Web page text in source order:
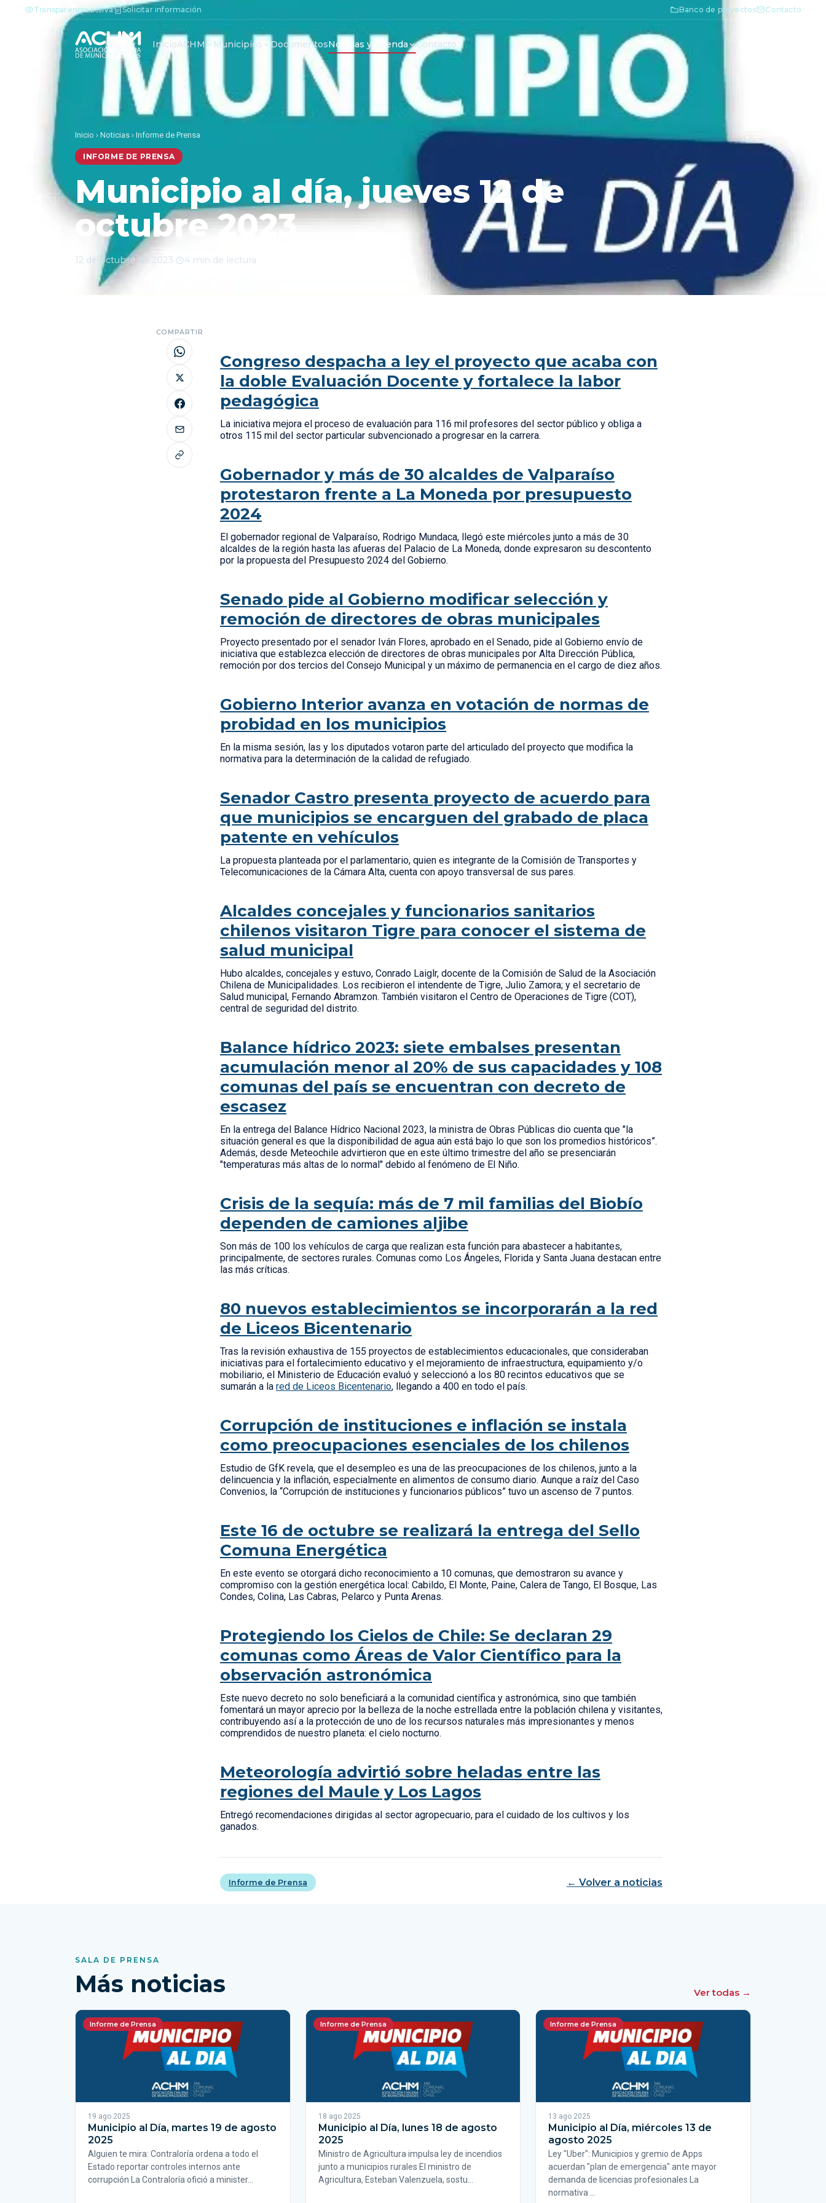
Transparencia activa Solicitar información Banco de proyectos Contacto
InicioACHM Municipios DocumentosNoticias y Agenda Contacto
Inicio › Noticias › Informe de Prensa
INFORME DE PRENSA
Municipio al día, jueves 12 de
octubre 2023
12 de octubre de 2023 4 min de lectura
COMPARTIR
Congreso despacha a ley el proyecto que acaba con
la doble Evaluación Docente y fortalece la labor
pedagógica
La iniciativa mejora el proceso de evaluación para 116 mil profesores del sector público y obliga a
otros 115 mil del sector particular subvencionado a progresar en la carrera.
Gobernador y más de 30 alcaldes de Valparaíso
protestaron frente a La Moneda por presupuesto
2024
El gobernador regional de Valparaíso, Rodrigo Mundaca, llegó este miércoles junto a más de 30
alcaldes de la región hasta las afueras del Palacio de La Moneda, donde expresaron su descontento
por la propuesta del Presupuesto 2024 del Gobierno.
Senado pide al Gobierno modificar selección y
remoción de directores de obras municipales
Proyecto presentado por el senador Iván Flores, aprobado en el Senado, pide al Gobierno envío de
iniciativa que establezca elección de directores de obras municipales por Alta Dirección Pública,
remoción por dos tercios del Consejo Municipal y un máximo de permanencia en el cargo de diez años.
Gobierno Interior avanza en votación de normas de
probidad en los municipios
En la misma sesión, las y los diputados votaron parte del articulado del proyecto que modifica la
normativa para la determinación de la calidad de refugiado.
Senador Castro presenta proyecto de acuerdo para
que municipios se encarguen del grabado de placa
patente en vehículos
La propuesta planteada por el parlamentario, quien es integrante de la Comisión de Transportes y
Telecomunicaciones de la Cámara Alta, cuenta con apoyo transversal de sus pares.
Alcaldes concejales y funcionarios sanitarios
chilenos visitaron Tigre para conocer el sistema de
salud municipal
Hubo alcaldes, concejales y estuvo, Conrado Laiglr, docente de la Comisión de Salud de la Asociación
Chilena de Municipalidades. Los recibieron el intendente de Tigre, Julio Zamora; y el secretario de
Salud municipal, Fernando Abramzon. También visitaron el Centro de Operaciones de Tigre (COT),
central de seguridad del distrito.
Balance hídrico 2023: siete embalses presentan
acumulación menor al 20% de sus capacidades y 108
comunas del país se encuentran con decreto de
escasez
En la entrega del Balance Hídrico Nacional 2023, la ministra de Obras Públicas dio cuenta que "la
situación general es que la disponibilidad de agua aún está bajo lo que son los promedios históricos”.
Además, desde Meteochile advirtieron que en este último trimestre del año se presenciarán
"temperaturas más altas de lo normal" debido al fenómeno de El Niño.
Crisis de la sequía: más de 7 mil familias del Biobío
dependen de camiones aljibe
Son más de 100 los vehículos de carga que realizan esta función para abastecer a habitantes,
principalmente, de sectores rurales. Comunas como Los Ángeles, Florida y Santa Juana destacan entre
las más críticas.
80 nuevos establecimientos se incorporarán a la red
de Liceos Bicentenario
Tras la revisión exhaustiva de 155 proyectos de establecimientos educacionales, que consideraban
iniciativas para el fortalecimiento educativo y el mejoramiento de infraestructura, equipamiento y/o
mobiliario, el Ministerio de Educación evaluó y seleccionó a los 80 recintos educativos que se
sumarán a la red de Liceos Bicentenario, llegando a 400 en todo el país.
Corrupción de instituciones e inflación se instala
como preocupaciones esenciales de los chilenos
Estudio de GfK revela, que el desempleo es una de las preocupaciones de los chilenos, junto a la
delincuencia y la inflación, especialmente en alimentos de consumo diario. Aunque a raíz del Caso
Convenios, la “Corrupción de instituciones y funcionarios públicos” tuvo un ascenso de 7 puntos.
Este 16 de octubre se realizará la entrega del Sello
Comuna Energética
En este evento se otorgará dicho reconocimiento a 10 comunas, que demostraron su avance y
compromiso con la gestión energética local: Cabildo, El Monte, Paine, Calera de Tango, El Bosque, Las
Condes, Colina, Las Cabras, Pelarco y Punta Arenas.
Protegiendo los Cielos de Chile: Se declaran 29
comunas como Áreas de Valor Científico para la
observación astronómica
Este nuevo decreto no solo beneficiará a la comunidad científica y astronómica, sino que también
fomentará un mayor aprecio por la belleza de la noche estrellada entre la población chilena y visitantes,
contribuyendo así a la protección de uno de los recursos naturales más impresionantes y menos
comprendidos de nuestro planeta: el cielo nocturno.
Meteorología advirtió sobre heladas entre las
regiones del Maule y Los Lagos
Entregó recomendaciones dirigidas al sector agropecuario, para el cuidado de los cultivos y los
ganados.
Informe de Prensa ← Volver a noticias
SALA DE PRENSA
Más noticias Ver todas →
Informe de Prensa
19 ago 2025
Municipio al Día, martes 19 de agosto
2025
Alguien te mira: Contraloría ordena a todo el
Estado reportar controles internos ante
corrupción La Contraloría ofició a minister…
Informe de Prensa
18 ago 2025
Municipio al Día, lunes 18 de agosto
2025
Ministro de Agricultura impulsa ley de incendios
junto a municipios rurales El ministro de
Agricultura, Esteban Valenzuela, sostu…
Informe de Prensa
13 ago 2025
Municipio al Día, miércoles 13 de
agosto 2025
Ley "Uber": Municipios y gremio de Apps
acuerdan "plan de emergencia" ante mayor
demanda de licencias profesionales La
normativa …